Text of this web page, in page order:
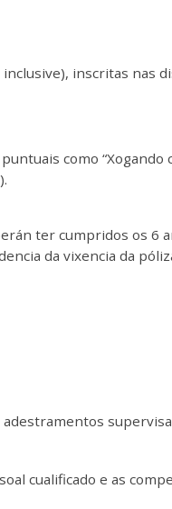
inclusive), inscritas nas
como “Xogando
ter cumpridos os 6
da vixencia da
cualificado e as